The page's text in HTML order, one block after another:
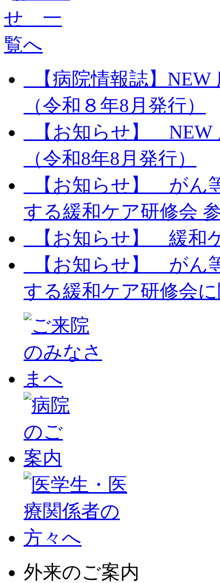
【病院情報誌】 NEW
（令和８年8月発行）
【お知らせ】 NEW
（令和8年8月発行）
【お知らせ】 がん
する緩和ケア研修会
【お知らせ】 緩和
【お知らせ】 がん
する緩和ケア研修会
外来のご案内